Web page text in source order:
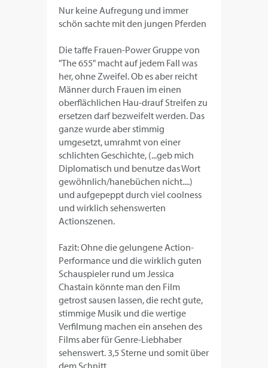
Nur keine Aufregung und immer
schön sachte mit den jungen Pferden
Die taffe Frauen-Power Gruppe von
"The 655" macht auf jedem Fall was
her, ohne Zweifel. Ob es aber reicht
Männer durch Frauen im einen
oberflächlichen Hau-drauf Streifen zu
ersetzen darf bezweifelt werden. Das
ganze wurde aber stimmig
umgesetzt, umrahmt von einer
schlichten Geschichte, (...geb mich
Diplomatisch und benutze das Wort
gewöhnlich/hanebüchen nicht....)
und aufgepeppt durch viel coolness
und wirklich sehenswerten
Actionszenen.
Fazit: Ohne die gelungene Action-
Performance und die wirklich guten
Schauspieler rund um Jessica
Chastain könnte man den Film
getrost sausen lassen, die recht gute,
stimmige Musik und die wertige
Verfilmung machen ein ansehen des
Films aber für Genre-Liebhaber
sehenswert. 3,5 Sterne und somit über